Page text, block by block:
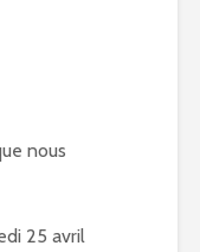
nous
25 avril